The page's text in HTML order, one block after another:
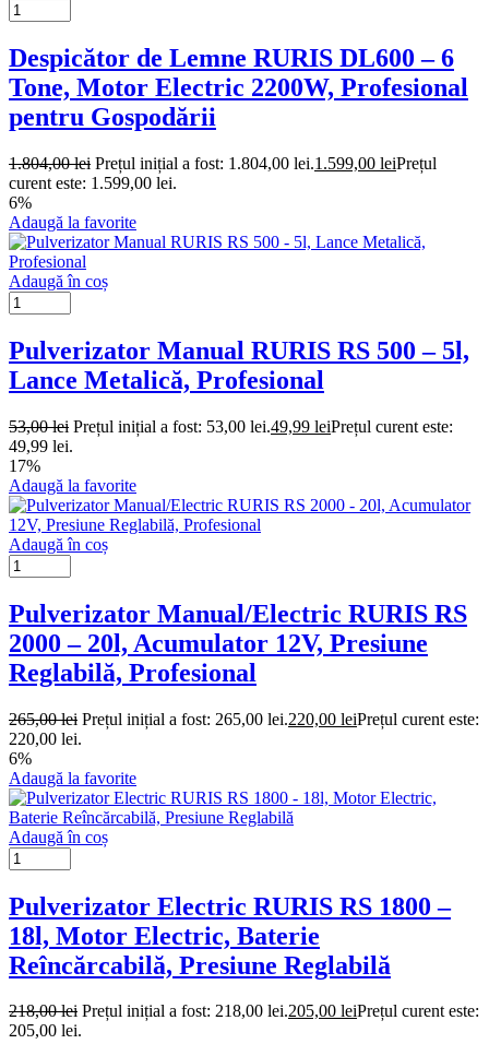
Despicător de Lemne RURIS DL600 – 6
Tone, Motor Electric 2200W, Profesional
pentru Gospodării
1.804,00lei Prețul inițial a fost: 1.804,00 lei.1.599,00 leiPrețul
curent este: 1.599,00 lei.
6%
Adaugă la favorite
Adaugă în coș
Pulverizator Manual RURIS RS 500 – 5l,
Lance Metalică, Profesional
53,00lei Prețul inițial a fost: 53,00 lei.49,99 leiPrețul curent este:
49,99 lei.
17%
Adaugă la favorite
Adaugă în coș
Pulverizator Manual/Electric RURIS RS
2000 – 20l, Acumulator 12V, Presiune
Reglabilă, Profesional
265,00lei Prețul inițial a fost: 265,00 lei.220,00 leiPrețul curent este:
220,00 lei.
6%
Adaugă la favorite
Adaugă în coș
Pulverizator Electric RURIS RS 1800 –
18l, Motor Electric, Baterie
Reîncărcabilă, Presiune Reglabilă
218,00lei Prețul inițial a fost: 218,00 lei.205,00 leiPrețul curent este:
205,00 lei.